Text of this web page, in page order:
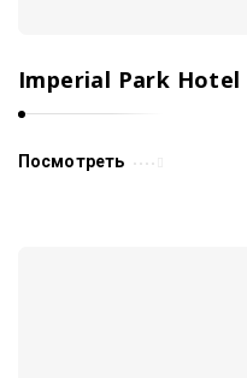
Imperial Park Hotel
Посмотреть